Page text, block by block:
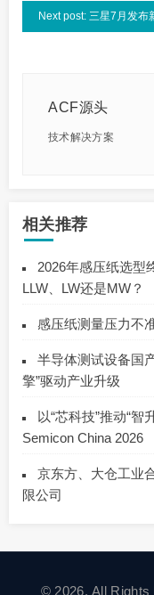
Next post: 三星7月发布
ACF源头
技术解决方案
相关推荐
2026年感压纸选型
LLW、LW还是MW？
感压纸测量压力不
半导体测试设备国
擎”驱动产业升级
以“芯科技”推动“
Semicon China 2026
京东方、大仓工业
限公司
© 2026. All